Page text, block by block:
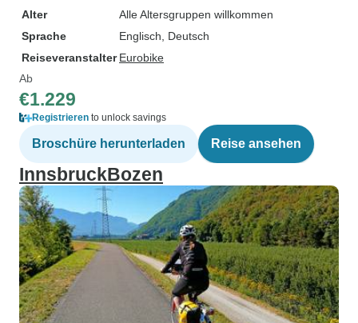
Alter
Alle Altersgruppen willkommen
Sprache
Englisch, Deutsch
Reiseveranstalter Eurobike
Ab
€1.229
Registrieren to unlock savings
Broschüre herunterladen Reise ansehen
InnsbruckBozen